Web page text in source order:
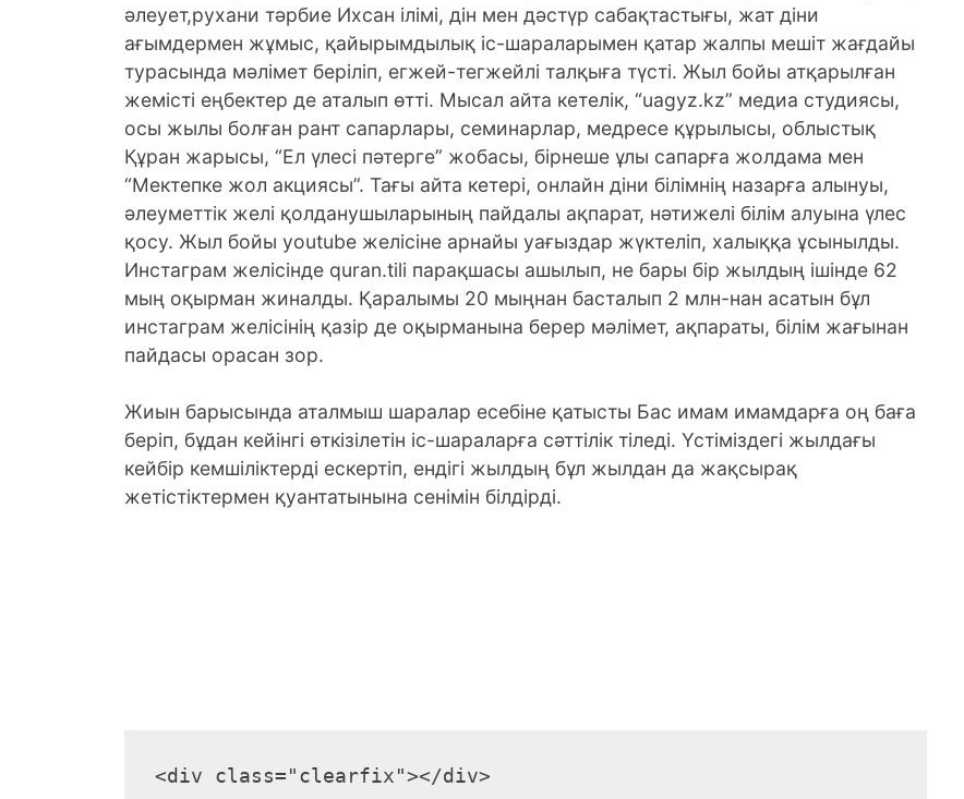
әлеует,рухани тәрбие Ихсан ілімі, дін мен дәстүр сабақтастығы, жат діни
ағымдермен жұмыс, қайырымдылық іс-шараларымен қатар жалпы мешіт жағдайы
турасында мәлімет беріліп, егжей-тегжейлі талқыға түсті. Жыл бойы атқарылған
жемісті еңбектер де аталып өтті. Мысал айта кетелік, “uagyz.kz” медиа студиясы,
осы жылы болған рант сапарлары, семинарлар, медресе құрылысы, облыстық
Құран жарысы, “Ел үлесі пәтерге” жобасы, бірнеше ұлы сапарға жолдама мен
“Мектепке жол акциясы”. Тағы айта кетері, онлайн діни білімнің назарға алынуы,
әлеуметтік желі қолданушыларының пайдалы ақпарат, нәтижелі білім алуына үлес
қосу. Жыл бойы yоutube желісіне арнайы уағыздар жүктеліп, халыққа ұсынылды.
Инстаграм желісінде quran.tili парақшасы ашылып, не бары бір жылдың ішінде 62
мың оқырман жиналды. Қаралымы 20 мыңнан басталып 2 млн-нан асатын бұл
инстаграм желісінің қазір де оқырманына берер мәлімет, ақпараты, білім жағынан
пайдасы орасан зор.
Жиын барысында аталмыш шаралар есебіне қатысты Бас имам имамдарға оң баға
беріп, бұдан кейінгі өткізілетін іс-шараларға сәттілік тіледі. Үстіміздегі жылдағы
кейбір кемшіліктерді ескертіп, ендігі жылдың бұл жылдан да жақсырақ
жетістіктермен қуантатынына сенімін білдірді.
<div class="clearfix"></div>